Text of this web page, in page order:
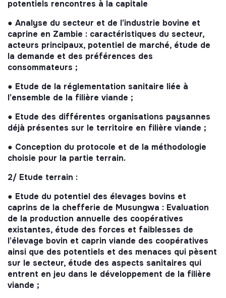
potentiels rencontres à la capitale
● Analyse du secteur et de l’industrie bovine et
caprine en Zambie : caractéristiques du secteur,
acteurs principaux, potentiel de marché, étude de
la demande et des préférences des
consommateurs ;
● Etude de la réglementation sanitaire liée à
l’ensemble de la filière viande ;
● Etude des différentes organisations paysannes
déjà présentes sur le territoire en filière viande ;
● Conception du protocole et de la méthodologie
choisie pour la partie terrain.
2/ Etude terrain :
● Etude du potentiel des élevages bovins et
caprins de la chefferie de Musungwa : Evaluation
de la production annuelle des coopératives
existantes, étude des forces et faiblesses de
l’élevage bovin et caprin viande des coopératives
ainsi que des potentiels et des menaces qui pèsent
sur le secteur, étude des aspects sanitaires qui
entrent en jeu dans le développement de la filière
viande ;